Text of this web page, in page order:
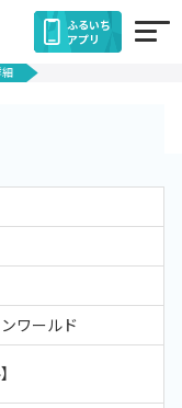
ふるいち
アプリ
ワールド